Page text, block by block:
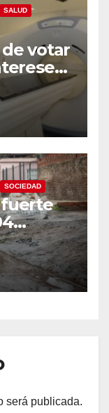
SALUD
votar
en la
SOCIEDAD
24
será publicada.